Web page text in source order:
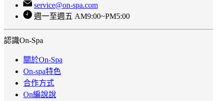
service@on-spa.com
週一至週五 AM9:00~PM5:00
認識On-Spa
關於On-Spa
On-spa特色
合作方式
On編說說